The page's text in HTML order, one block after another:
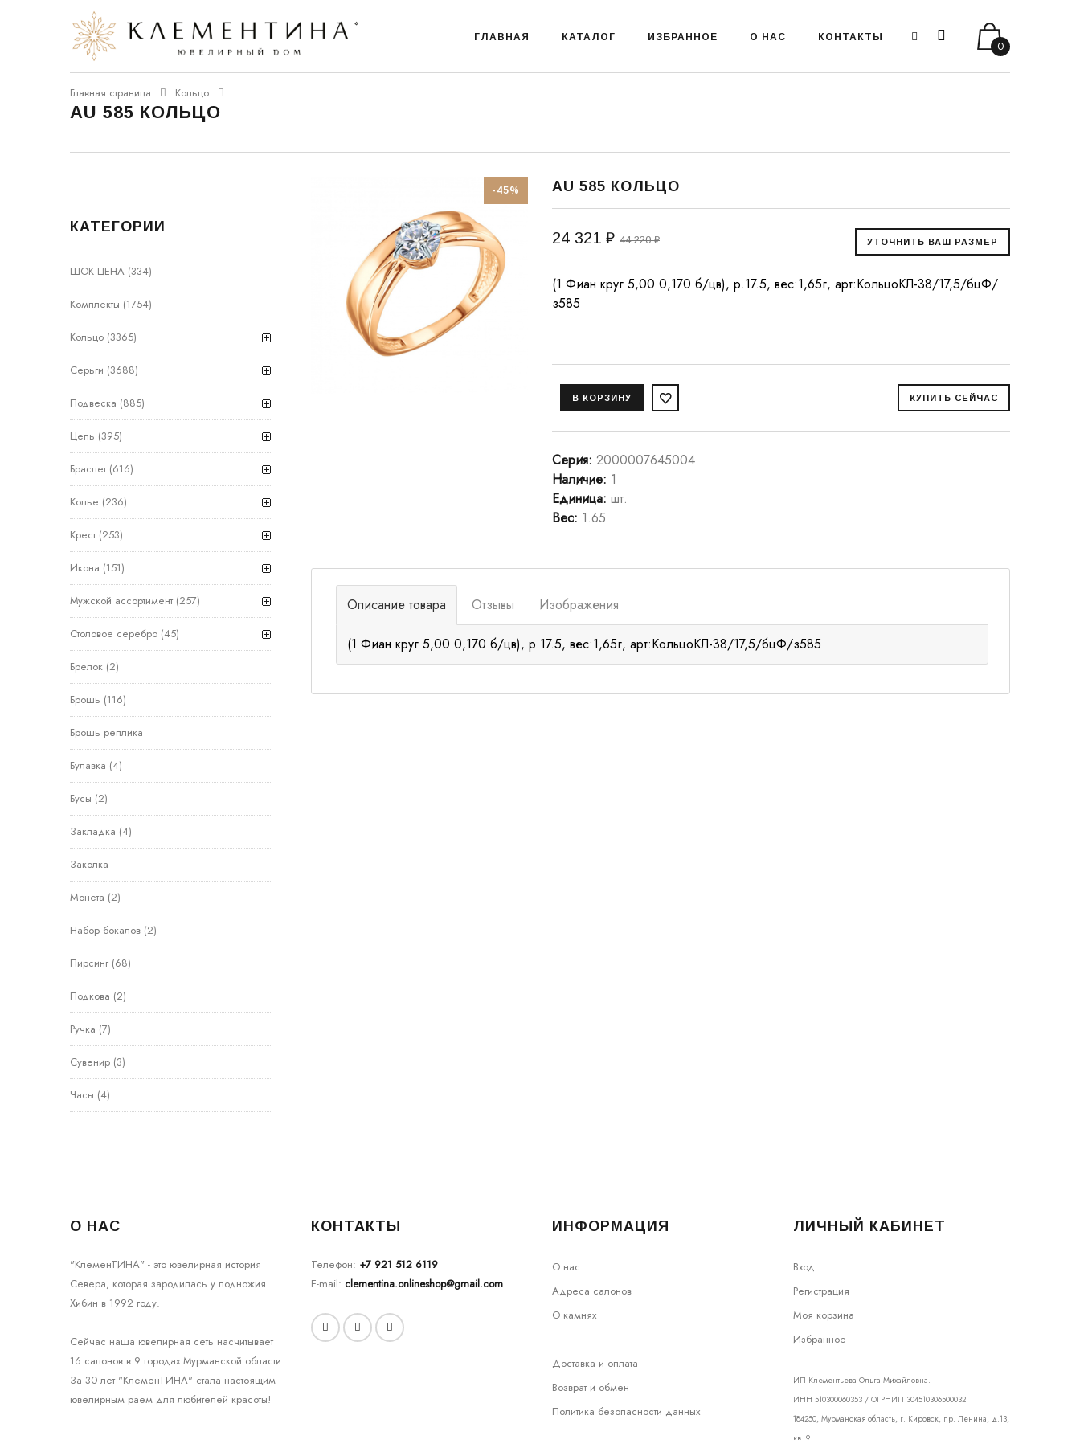
0
ГЛАВНАЯ КАТАЛОГ ИЗБРАННОЕ О НАС КОНТАКТЫ
Главная страница Кольцо
AU 585 КОЛЬЦО
-45% AU 585 КОЛЬЦО
24 321 ₽ 44 220 ₽
(1 Фиан круг 5,00 0,170 б/цв), р.17.5, вес:1,65г, арт:КольцоКЛ-38/17,5/бцФ/
з585
Серия: 2000007645004
Наличие: 1
Единица: шт.
Вес: 1.65
Описание товара
(1 Фиан круг 5,00 0,170 б/цв), р.17.5, вес:1,65г, арт:КольцоКЛ-38/17,5/бцФ/з585
Отзывы Изображения
КАТЕГОРИИ
ШОК ЦЕНА (334)
Комплекты (1754)
Кольцо (3365)
Серьги (3688)
Подвеска (885)
Цепь (395)
Браслет (616)
Колье (236)
Крест (253)
Икона (151)
Мужской ассортимент (257)
Столовое серебро (45)
Брелок (2)
Брошь (116)
Брошь реплика
Булавка (4)
Бусы (2)
Закладка (4)
Заколка
Монета (2)
Набор бокалов (2)
Пирсинг (68)
Подкова (2)
Ручка (7)
Сувенир (3)
Часы (4)
О НАС
"КлеменТИНА" - это ювелирная история
Севера, которая зародилась у подножия
Хибин в 1992 году.
Сейчас наша ювелирная сеть насчитывает
16 салонов в 9 городах Мурманской области.
За 30 лет "КлеменТИНА" стала настоящим
ювелирным раем для любителей красоты!
КОНТАКТЫ
Телефон: +7 921 512 6119
E-mail: clementina.onlineshop@gmail.com
ИНФОРМАЦИЯ
О нас
Адреса салонов
О камнях
Доставка и оплата
Возврат и обмен
Политика безопасности данных
ЛИЧНЫЙ КАБИНЕТ
Вход
Регистрация
Моя корзина
Избранное
ИП Клементьева Ольга Михайловна.
ИНН 510300060353 / ОГРНИП 304510306500032
184250, Мурманская область, г. Кировск, пр. Ленина, д.13,